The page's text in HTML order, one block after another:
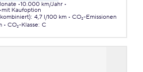
10.000 km/Jahr
mit Kaufoption
: 4,7 l/100 km
CO₂-Emissionen
CO₂-Klasse: C